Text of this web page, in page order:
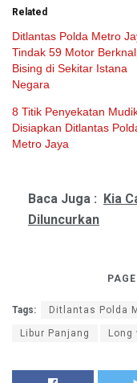
Related
Ditlantas Polda Metro
Tindak 59 Motor
Bising di Sekitar Istana
Negara
8 Titik Penyekatan
Disiapkan Ditlantas
Metro Jaya
Baca Juga : Kia
Diluncurkan
Tags: Ditlantas Polda
Libur Panjang Long